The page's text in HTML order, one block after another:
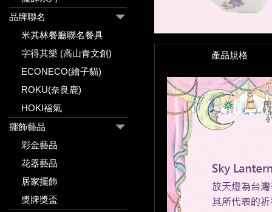
品牌聯名
米其林餐廳聯名餐具
字得其樂 (高山青文創)
ECONECO(繪子貓)
ROKU(奈良鹿)
HOKI福氣
擺飾藝品
彩金藝品
花器藝品
居家擺飾
獎牌獎盃
產品規格